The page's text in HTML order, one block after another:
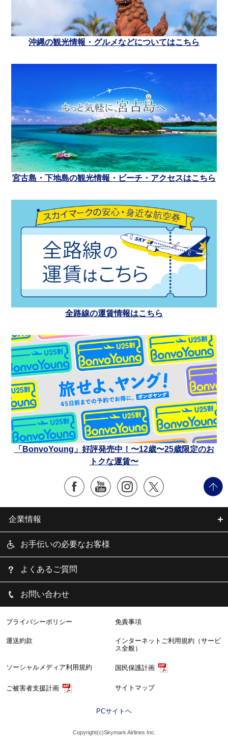
沖縄の観光情報・グルメなどについてはこちら
宮古島・下地島の観光情報・ビーチ・アクセスはこちら
全路線の運賃情報はこちら
「BonvoYoung」好評発売中！〜12歳〜25歳限定のお
トクな運賃〜
企業情報
お手伝いの必要なお客様
よくあるご質問
お問い合わせ
プライバシーポリシー 免責事項
運送約款
インターネットご利用規約（サービ
ス全般）
ソーシャルメディア利用規約 国民保護計画
ご被害者支援計画 サイトマップ
PCサイトヘ
Copyright(c)Skymark Airlines Inc.